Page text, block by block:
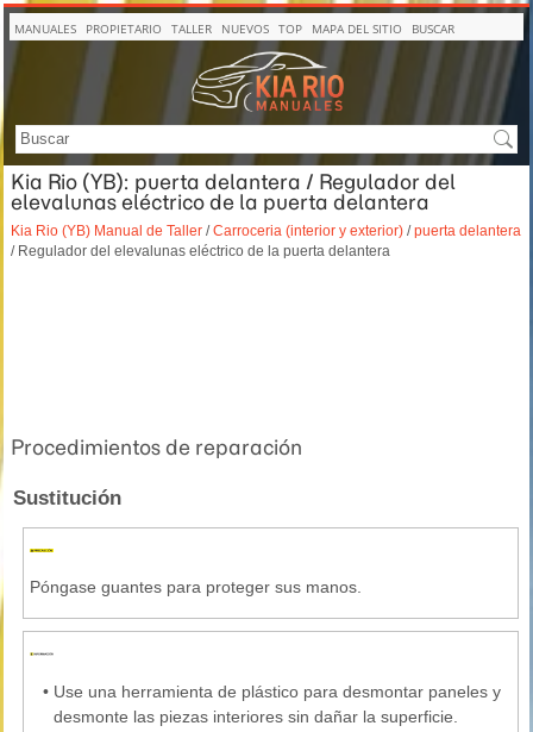
MANUALES PROPIETARIO TALLER NUEVOS TOP MAPA DEL SITIO BUSCAR
Kia Rio (YB): puerta delantera / Regulador del
elevalunas eléctrico de la puerta delantera
Kia Rio (YB) Manual de Taller /Carroceria (interior y exterior) /puerta delantera
/ Regulador del elevalunas eléctrico de la puerta delantera
Procedimientos de reparación
Sustitución
Póngase guantes para proteger sus manos.
• Use una herramienta de plástico para desmontar paneles y
desmonte las piezas interiores sin dañar la superficie.